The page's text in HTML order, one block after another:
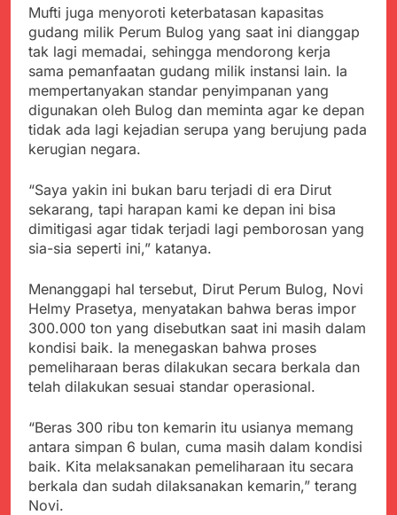
Kejaksaan Negeri Kab
Sukabumi didesak usut
Tuntas Dugaan
penyelewengan
Pengadaan Buku Simi
Juli 19, 2024
Diduga Kuat
Inspektorat Kab,
Sukabumi
menyalahgunakan
Anggaran Thn 2023.
Juli 19, 2024
Sambut Tahun Ajaran
Baru, Satgas Yonif
Sekolah
Selisih APBD Tahun
2023 Kab.Sukabumi
Sebesar Rp 31 Miliar
Juli 16, 2024
Aksi Humanis Polri:
Kapolsek Kebonpedes
Kursi Roda, Warga Haru
dan Bersyukur
Agustus 7, 2026
Data Ganda Capai 6
Juta, BGN Benahi Basis
Penerima Program
Makan Bergizi Gratis
Agustus 6, 2026
Zulhas Pastikan SPPG
di Wilayah 3T Tuntas
Pekan Ini, Integrasi
Rampung
Agustus 6, 2026
Bobby Maulana Pastikan
Kawasan Kuliner Ahmad
Yani Tetap Bersih,
Pemkot Sukabumi
Perkuat Penataan
Agustus 6, 2026
Ribuan Warga Padati
Peringatan Hari ASI
Mufti juga menyoroti keterbatasan kapasitas
gudang milik Perum Bulog yang saat ini dianggap
tak lagi memadai, sehingga mendorong kerja
sama pemanfaatan gudang milik instansi lain. Ia
mempertanyakan standar penyimpanan yang
digunakan oleh Bulog dan meminta agar ke depan
tidak ada lagi kejadian serupa yang berujung pada
kerugian negara.
“Saya yakin ini bukan baru terjadi di era Dirut
sekarang, tapi harapan kami ke depan ini bisa
dimitigasi agar tidak terjadi lagi pemborosan yang
sia-sia seperti ini,” katanya.
Menanggapi hal tersebut, Dirut Perum Bulog, Novi
Helmy Prasetya, menyatakan bahwa beras impor
300.000 ton yang disebutkan saat ini masih dalam
kondisi baik. Ia menegaskan bahwa proses
pemeliharaan beras dilakukan secara berkala dan
telah dilakukan sesuai standar operasional.
“Beras 300 ribu ton kemarin itu usianya memang
antara simpan 6 bulan, cuma masih dalam kondisi
baik. Kita melaksanakan pemeliharaan itu secara
berkala dan sudah dilaksanakan kemarin,” terang
Novi.